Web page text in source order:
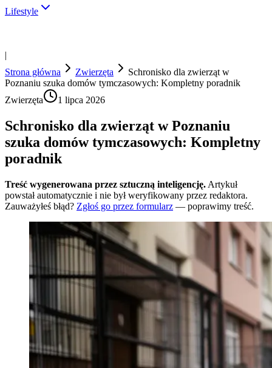
Lifestyle
|
Strona główna
Zwierzęta
Schronisko dla zwierząt w
Poznaniu szuka domów tymczasowych: Kompletny poradnik
Zwierzęta
1 lipca 2026
Schronisko dla zwierząt w Poznaniu
szuka domów tymczasowych: Kompletny
poradnik
Treść wygenerowana przez sztuczną inteligencję. Artykuł
powstał automatycznie i nie był weryfikowany przez redaktora.
Zauważyłeś błąd? Zgłoś go przez formularz — poprawimy treść.